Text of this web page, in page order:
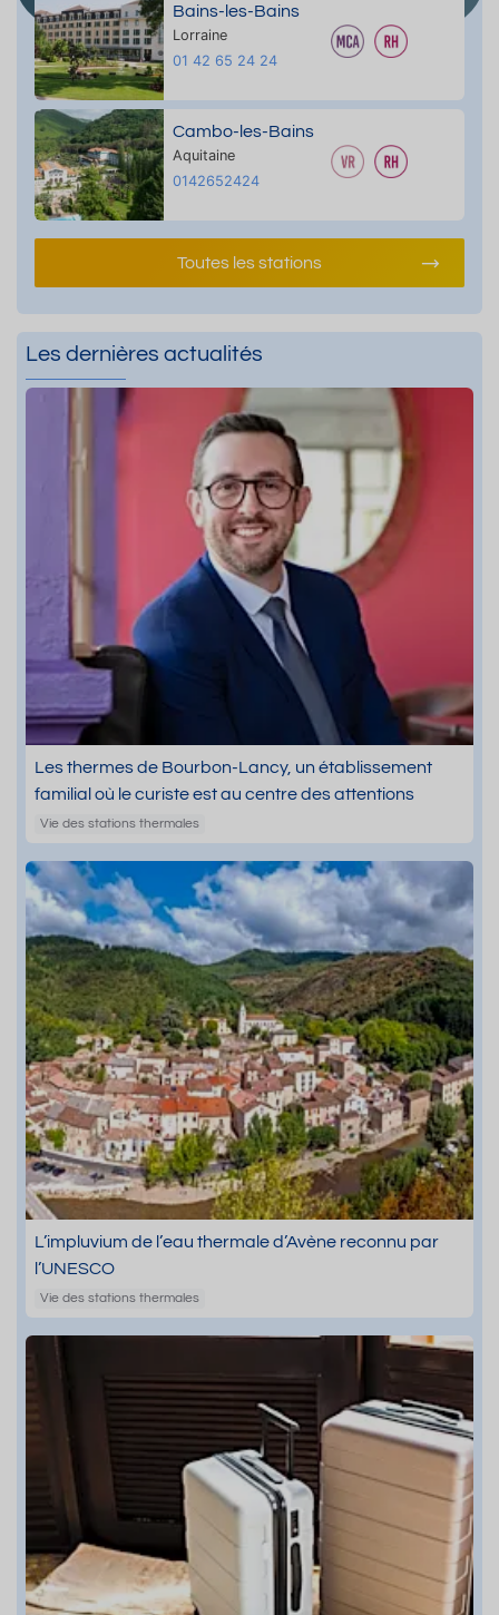
Bains-les-Bains
Lorraine
01 42 65 24 24
Cambo-les-Bains
Aquitaine
0142652424
Toutes les stations
Les dernières actualités
Les thermes de Bourbon-Lancy, un établissement
familial où le curiste est au centre des attentions
Vie des stations thermales
L’impluvium de l’eau thermale d’Avène reconnu par
l’UNESCO
Vie des stations thermales